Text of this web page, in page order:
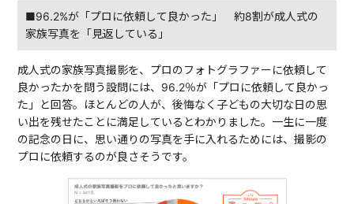
■96.2%が「プロに依頼して良かった」 約8割が成人式の
家族写真を「見返している」
成人式の家族写真撮影を、プロのフォトグラファーに依頼して
良かったかを問う設問には、96.2％が「プロに依頼して良かっ
た」と回答。ほとんどの人が、後悔なく子どもの大切な日の思
い出を残せたことに満足しているとわかりました。一生に一度
の記念の日に、思い通りの写真を手に入れるためには、撮影の
プロに依頼するのが良さそうです。